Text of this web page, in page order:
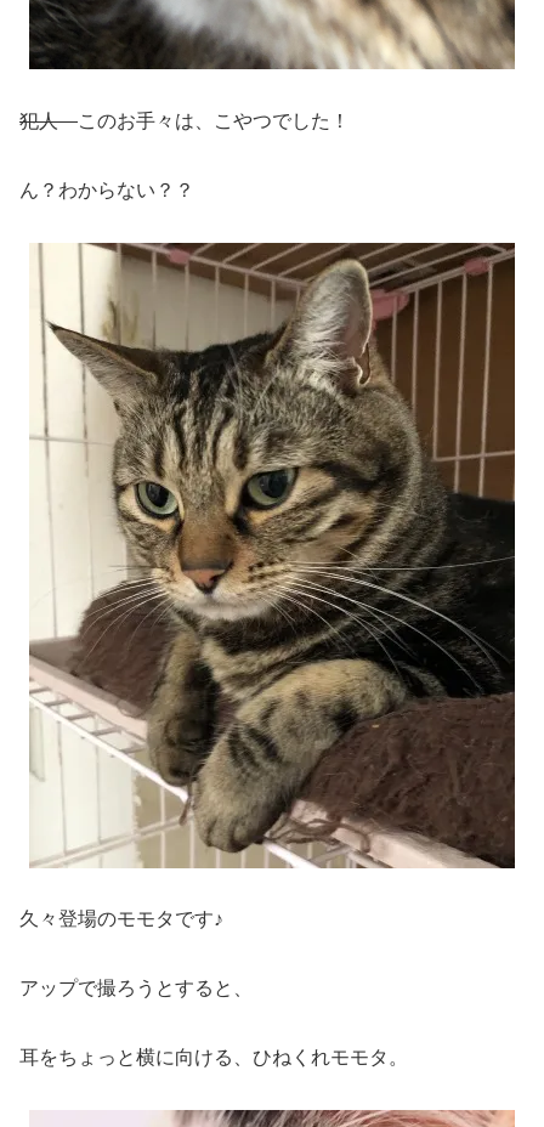
犯人このお手々は、こやつでした！
ん？わからない？？
久々登場のモモタです♪
アップで撮ろうとすると、
耳をちょっと横に向ける、ひねくれモモタ。